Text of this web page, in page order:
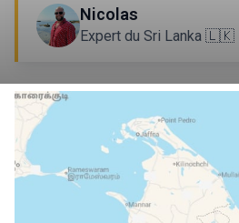
Nicolas
Expert du Sri Lanka 🇱🇰